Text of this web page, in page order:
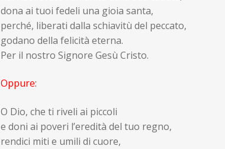
dona ai tuoi fedeli una gioia santa,
perché, liberati dalla schiavitù del peccato,
godano della felicità eterna.
Per il nostro Signore Gesù Cristo.
Oppure:
O Dio, che ti riveli ai piccoli
e doni ai poveri l’eredità del tuo regno,
rendici miti e umili di cuore,